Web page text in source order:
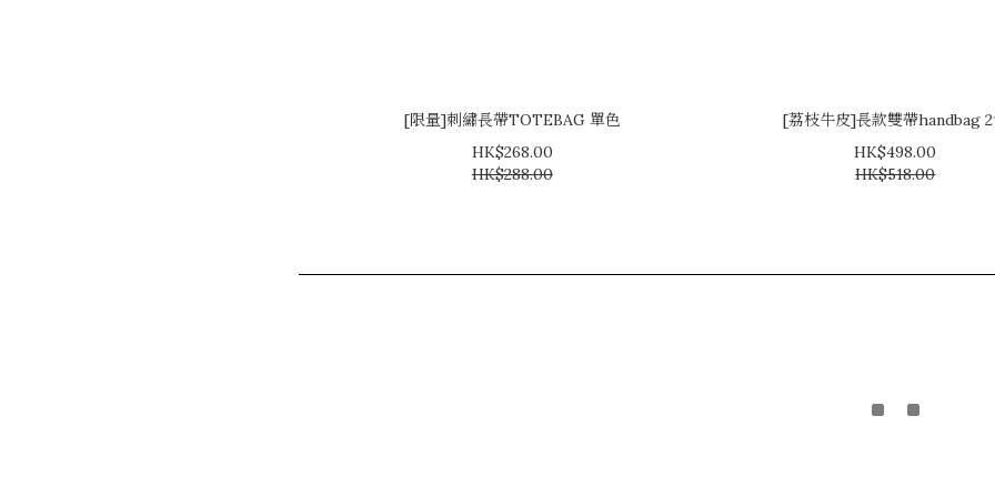
[限量]刺繡長帶TOTEBAG 單色
HK$268.00
HK$288.00
[荔枝牛皮]長款雙帶handbag
HK$498.00
HK$518.00